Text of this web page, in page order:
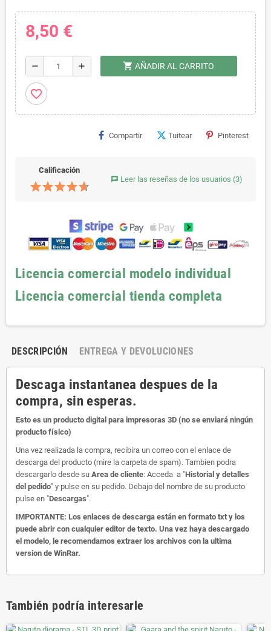
8,50 €
remove add shopping_cart AÑADIR AL CARRITO
favorite_border
Compartir Tuitear Pinterest
Calificación
chat Leer las reseñas de los usuarios (3)
Licencia comercial modelo individual
Licencia comercial tienda completa
DESCRIPCIÓN ENTREGA Y DEVOLUCIONES
Descaga instantanea despues de la
compra, sin esperas.
Esto es un producto digital para impresoras 3D (no se enviará ningún
producto físico)
Una vez realizada la compra, recibira un correo con el enlace de
descarga del producto (mire la carpeta de spam). Tambien podra
descargarlo desde su Area de cliente: Acceda a "Historial y detalles
del pedido" y pulse en su pedido. Debajo del nombre de su producto
pulse en "Descargas".
IMPORTANTE: Los enlaces de descarga están en formato txt y los
puede abrir con cualquier editor de texto. Una vez haya descargado
el modelo, le recomendamos extraer los archivos con la ultima
version de WinRar.
También podría interesarle